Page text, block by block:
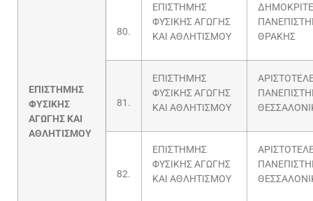
ΕΠΙΣΤΗΜΗΣ
ΦΥΣΙΚΗΣ
ΑΓΩΓΗΣ ΚΑΙ
ΑΘΛΗΤΙΣΜΟΥ
80.
ΕΠΙΣΤΗΜΗΣ
ΦΥΣΙΚΗΣ ΑΓΩΓΗΣ
ΚΑΙ ΑΘΛΗΤΙΣΜΟΥ
ΘΡΑΚΗΣ
81.
ΕΠΙΣΤΗΜΗΣ
ΦΥΣΙΚΗΣ ΑΓΩΓΗΣ
ΚΑΙ ΑΘΛΗΤΙΣΜΟΥ
82.
ΕΠΙΣΤΗΜΗΣ
ΦΥΣΙΚΗΣ ΑΓΩΓΗΣ
ΚΑΙ ΑΘΛΗΤΙΣΜΟΥ